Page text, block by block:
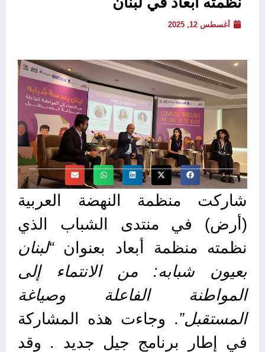
أغسطس 12, 2025
شاركت منظمة النهضة العربية
(أرض) في منتدى الشباب الذي
نظمته منظمة أبعاد بعنوان“لبنان
بعيون شبابه: من الانتماء إلى
المواطنة الفاعلة وصياغة
المستقبل”. وجاءت هذه المشاركة
في إطار برنامج جيل جديد . وقد